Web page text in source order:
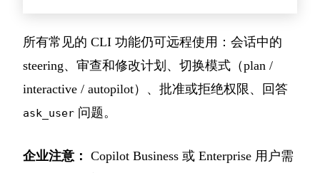
所有常见的 CLI 功能仍可远程使用：会话中的
steering、审查和修改计划、切换模式（plan /
interactive / autopilot）、批准或拒绝权限、回答
ask_user 问题。
企业注意： Copilot Business 或 Enterprise 用户需